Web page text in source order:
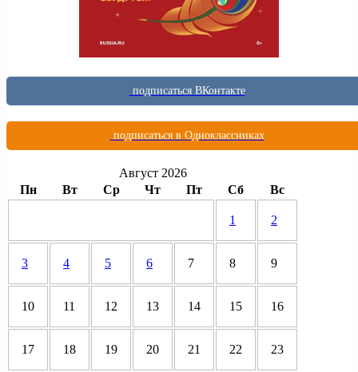
подписаться ВКонтакте
подписаться в Одноклассниках
Август 2026
Пн
Вт Ср Чт Пт Сб Вс
1 2
3 4 5 6 7 8 9
10 11 12 13 14 15 16
17 18 19 20 21 22 23